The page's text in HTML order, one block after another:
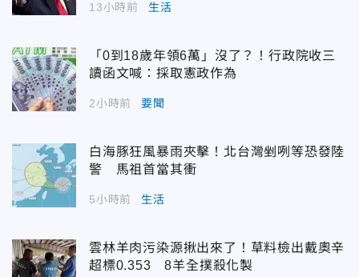
13小時前 生活
「0到18歲年領6萬」沒了？！行政院收三
讀函文喊：採取憲政作為
2小時前 要聞
白海豚狂風暴雨夾擊！北台灣剉咧等恐發陸
警 馬祖首當其衝
5小時前 生活
雲林羊肉污染源揪出來了！草料檢出戴奧辛
超標0.353 8羊全撲殺化製